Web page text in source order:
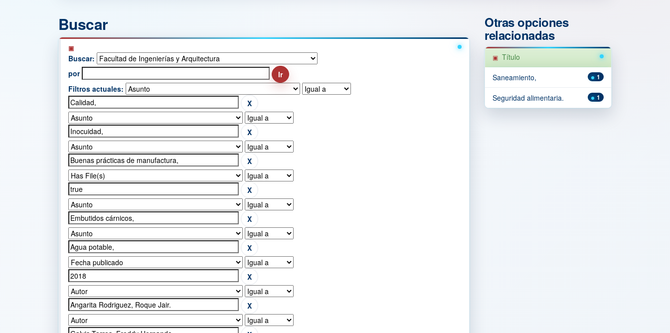
Buscar
Buscar:
por
Filtros actuales:
Otras opciones
relacionadas
Título
1
Saneamiento,
1
Seguridad alimentaria.